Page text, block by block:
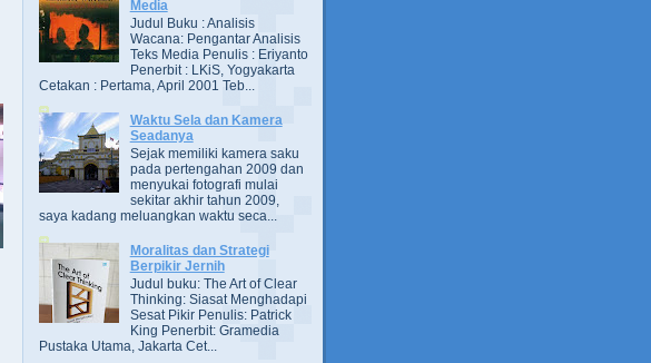
Media
Judul Buku : Analisis
Wacana: Pengantar Analisis
Teks Media Penulis : Eriyanto
Penerbit : LKiS, Yogyakarta
Cetakan : Pertama, April 2001 Teb...
Waktu Sela dan Kamera
Seadanya
Sejak memiliki kamera saku
pada pertengahan 2009 dan
menyukai fotografi mulai
sekitar akhir tahun 2009,
saya kadang meluangkan waktu seca...
Moralitas dan Strategi
Berpikir Jernih
Judul buku: The Art of Clear
Thinking: Siasat Menghadapi
Sesat Pikir Penulis: Patrick
King Penerbit: Gramedia
Pustaka Utama, Jakarta Cet...